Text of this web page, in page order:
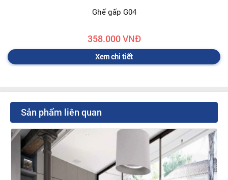
Ghế gấp G04
358.000 VNĐ
Xem chi tiết
Sản phẩm liên quan